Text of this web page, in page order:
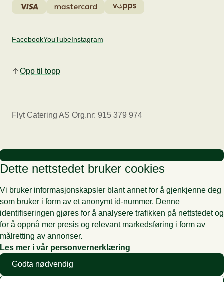
FacebookYouTubeInstagram
Opp til topp
Flyt Catering AS Org.nr: 915 379 974
Dette nettstedet bruker cookies
Vi bruker informasjonskapsler blant annet for å gjenkjenne deg
som bruker i form av et anonymt id-nummer. Denne
identifiseringen gjøres for å analysere trafikken på nettstedet og
for å oppnå mer presis og relevant markedsføring i form av
målretting av annonser.
Les mer i vår personvernerklæring
Godta nødvendig